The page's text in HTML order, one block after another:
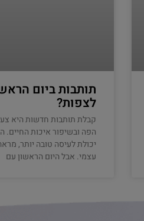
תותבות ביום
לצפות?
קבלת תותבות חדשות היא
הפה ובשיפור איכות החיים.
יכולת לעיסה טובה יותר,
עצמי. אבל היום הראשון עם